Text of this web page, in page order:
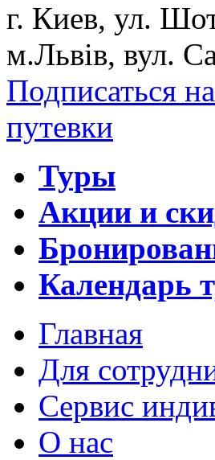
г. Киев, ул.
м.Львів, вул.
Подписаться
путевки
Туры
Акции и
Календарь
Главная
Для
Сервис
О нас